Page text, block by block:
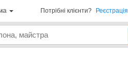
Потрібні клієнти? Реєстрація